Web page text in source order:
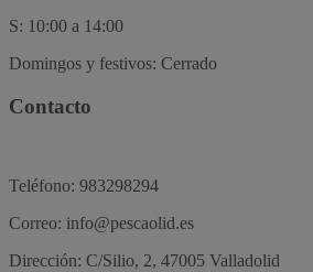
S: 10:00 a 14:00
Domingos y festivos: Cerrado
Contacto
Teléfono: 983298294
Correo: info@pescaolid.es
Dirección: C/Silio, 2, 47005 Valladolid